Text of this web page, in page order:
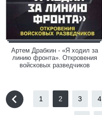
Артем Драбкин - «Я ходил за
линию фронта». Откровения
войсковых разведчиков
1 2 3 4